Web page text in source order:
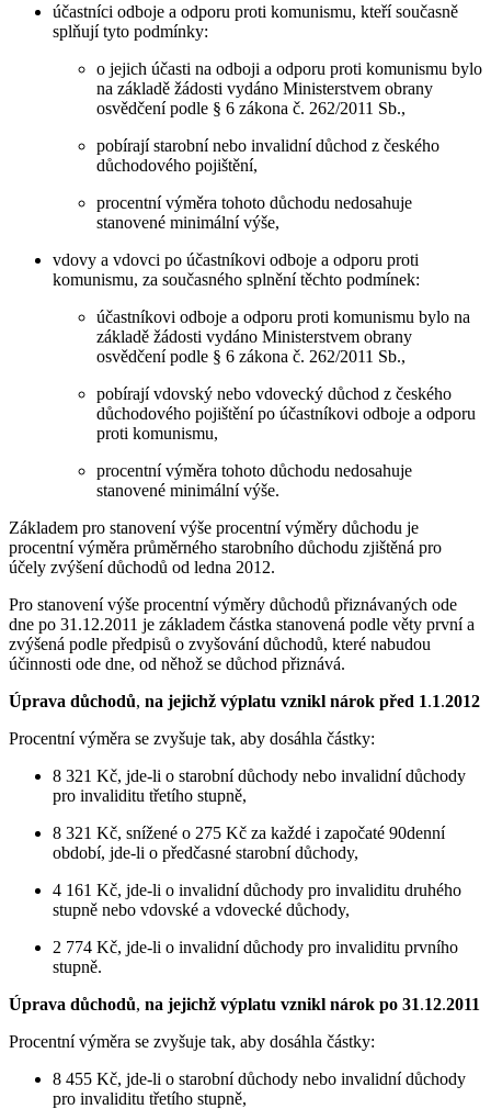
účastníci odboje a odporu proti komunismu, kteří současně
splňují tyto podmínky:
o jejich účasti na odboji a odporu proti komunismu bylo
na základě žádosti vydáno Ministerstvem obrany
osvědčení podle § 6 zákona č. 262/2011 Sb.,
pobírají starobní nebo invalidní důchod z českého
důchodového pojištění,
procentní výměra tohoto důchodu nedosahuje
stanovené minimální výše,
vdovy a vdovci po účastníkovi odboje a odporu proti
komunismu, za současného splnění těchto podmínek:
účastníkovi odboje a odporu proti komunismu bylo na
základě žádosti vydáno Ministerstvem obrany
osvědčení podle § 6 zákona č. 262/2011 Sb.,
pobírají vdovský nebo vdovecký důchod z českého
důchodového pojištění po účastníkovi odboje a odporu
proti komunismu,
procentní výměra tohoto důchodu nedosahuje
stanovené minimální výše.
Základem pro stanovení výše procentní výměry důchodu je
procentní výměra průměrného starobního důchodu zjištěná pro
účely zvýšení důchodů od ledna 2012.
Pro stanovení výše procentní výměry důchodů přiznávaných ode
dne po 31.12.2011 je základem částka stanovená podle věty první a
zvýšená podle předpisů o zvyšování důchodů, které nabudou
účinnosti ode dne, od něhož se důchod přiznává.
Úprava důchodů, na jejichž výplatu vznikl nárok před 1.1.2012
Procentní výměra se zvyšuje tak, aby dosáhla částky:
8 321 Kč, jde-li o starobní důchody nebo invalidní důchody
pro invaliditu třetího stupně,
8 321 Kč, snížené o 275 Kč za každé i započaté 90denní
období, jde-li o předčasné starobní důchody,
4 161 Kč, jde-li o invalidní důchody pro invaliditu druhého
stupně nebo vdovské a vdovecké důchody,
2 774 Kč, jde-li o invalidní důchody pro invaliditu prvního
stupně.
Úprava důchodů, na jejichž výplatu vznikl nárok po 31.12.2011
Procentní výměra se zvyšuje tak, aby dosáhla částky:
8 455 Kč, jde-li o starobní důchody nebo invalidní důchody
pro invaliditu třetího stupně,